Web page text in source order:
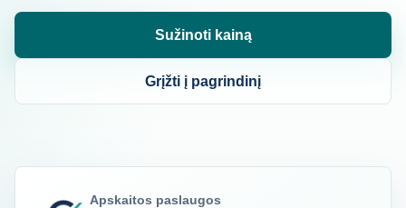
Sužinoti kainą
Grįžti į pagrindinį
Apskaitos paslaugos